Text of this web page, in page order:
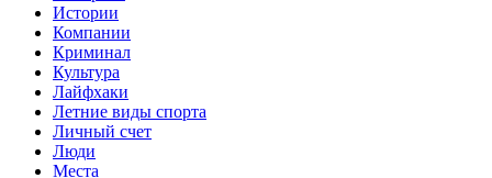
Истории
Компании
Криминал
Культура
Лайфхаки
Летние виды спорта
Личный счет
Люди
Места